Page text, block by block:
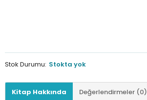
Stok Durumu: Stokta yok
Kitap Hakkında Değerlendirmeler (0)